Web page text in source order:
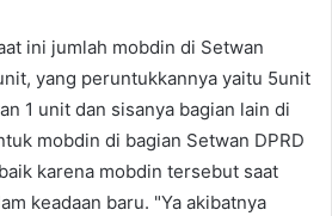
ini jumlah mobdin di Setwan
yang peruntukkannya yaitu 5unit
1 unit dan sisanya bagian lain di
mobdin di bagian Setwan DPRD
karena mobdin tersebut saat
keadaan baru. "Ya akibatnya